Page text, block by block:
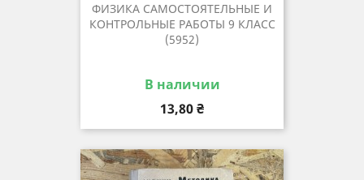
ФИЗИКА САМОСТОЯТЕЛЬНЫЕ И
КОНТРОЛЬНЫЕ РАБОТЫ 9 КЛАСС
(5952)
В наличии
Цена
13,80 ₴